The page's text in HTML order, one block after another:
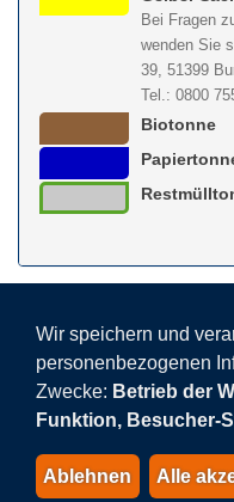
Bei Fragen
wenden Sie
39, 51399
Tel.: 0800
Biotonne
Wir speichern und
personenbezogenen
Zwecke: Betrieb der
Funktion, Besucher-
Ablehnen Alle